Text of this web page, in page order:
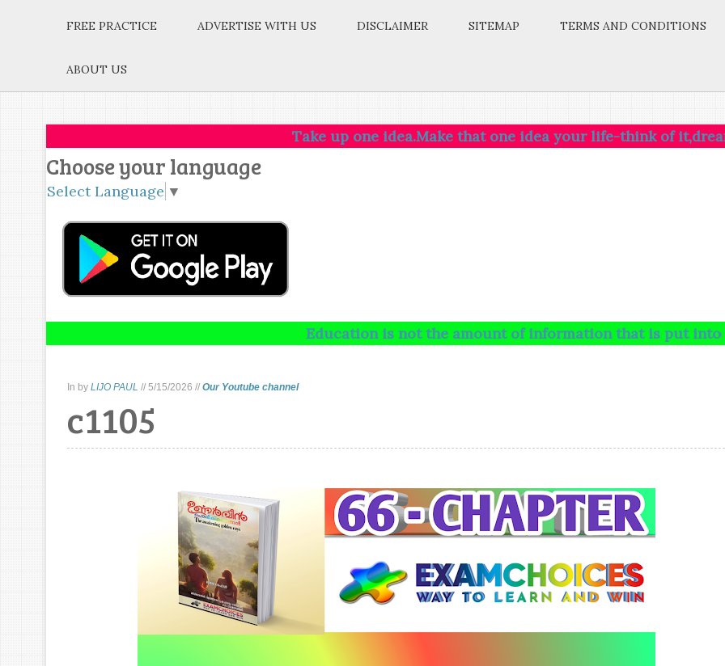
FREE PRACTICE ADVERTISE WITH US DISCLAIMER SITEMAP TERMS AND CONDITIONS
ABOUT US
Take up one idea.Make that one idea your life-think of it,dream of
Choose your language
Select Language ▼
Education is not the amount of information that is put into your
In by LIJO PAUL // 5/15/2026 // Our Youtube channel
c1105